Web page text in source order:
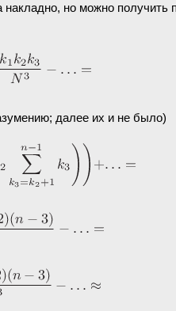
но можно получить
далее их и не было)